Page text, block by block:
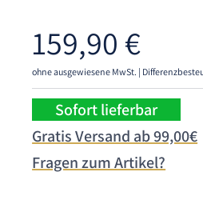
159,90 €
ohne ausgewiesene MwSt. |
Sofort lieferbar
Gratis Versand ab 99,00€
Fragen zum Artikel?